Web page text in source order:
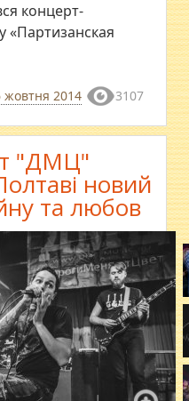
концерт-
«Партизанская
жовтня 2014 3107
"ДМЦ"
новий
та любов